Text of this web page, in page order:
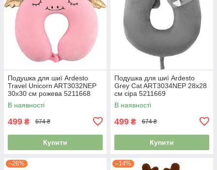
Подушка для шиї Ardesto
Travel Unicorn ART3032NEP
30х30 см рожева 5211668
В наявності
499 ₴ 674 ₴
Купити
Подушка для шиї Ardesto
Grey Cat ART3034NEP 28х28
см сіра 5211669
В наявності
499 ₴ 674 ₴
Купити
–26% –14%